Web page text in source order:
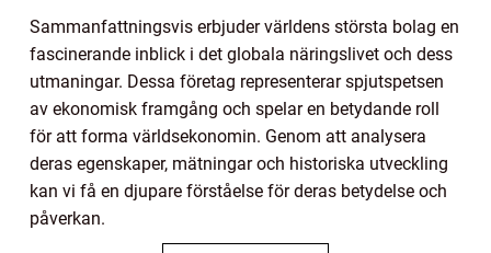
Sammanfattningsvis erbjuder världens största bolag en
fascinerande inblick i det globala näringslivet och dess
utmaningar. Dessa företag representerar spjutspetsen
av ekonomisk framgång och spelar en betydande roll
för att forma världsekonomin. Genom att analysera
deras egenskaper, mätningar och historiska utveckling
kan vi få en djupare förståelse för deras betydelse och
påverkan.